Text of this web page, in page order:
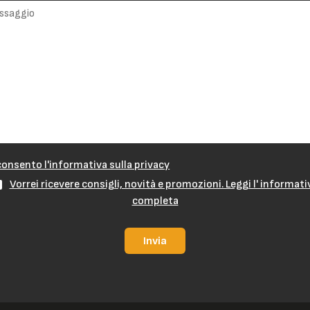
l'informativa sulla privacy
Vorrei ricevere consigli, novità e promozioni. Leggi l'
completa
Invia